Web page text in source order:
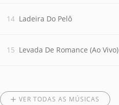
Ladeira Do Pelô
Levada De Romance (Ao Vivo)
VER TODAS AS MÚSICAS